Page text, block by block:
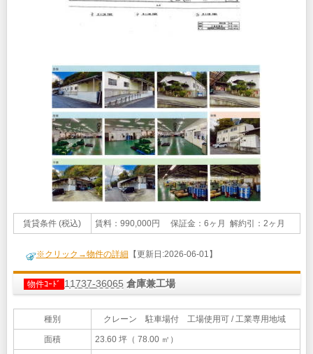
賃貸条件 (税込) 賃料：990,000円 保証金：6ヶ月 解約引：2ヶ月
※クリック→物件の詳細 【更新日:2026-06-01】
物件ｺｰﾄﾞ 11737-36065 倉庫兼工場
種別 クレーン 駐車場付 工場使用可 / 工業専用地域
面積 23.60 坪（ 78.00 ㎡）